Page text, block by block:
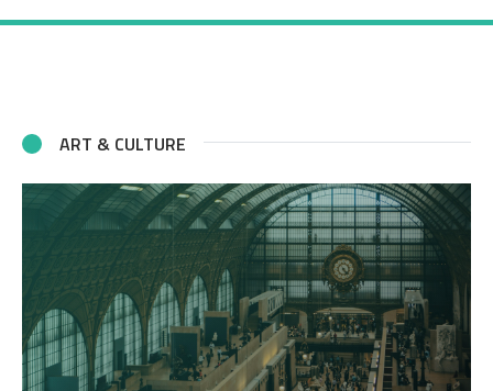
ART & CULTURE